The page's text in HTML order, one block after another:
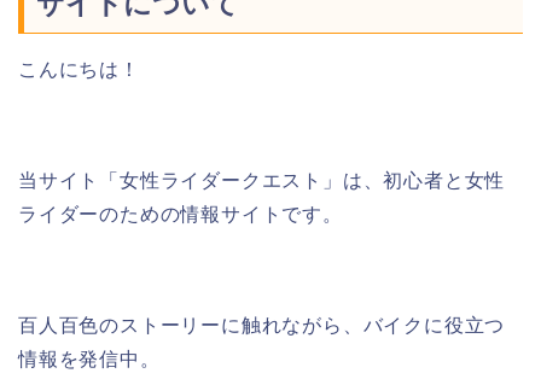
こんにちは！
当サイト「女性ライダークエスト」は、初心者と女性
ライダーのための情報サイトです。
百人百色のストーリーに触れながら、バイクに役立つ
情報を発信中。